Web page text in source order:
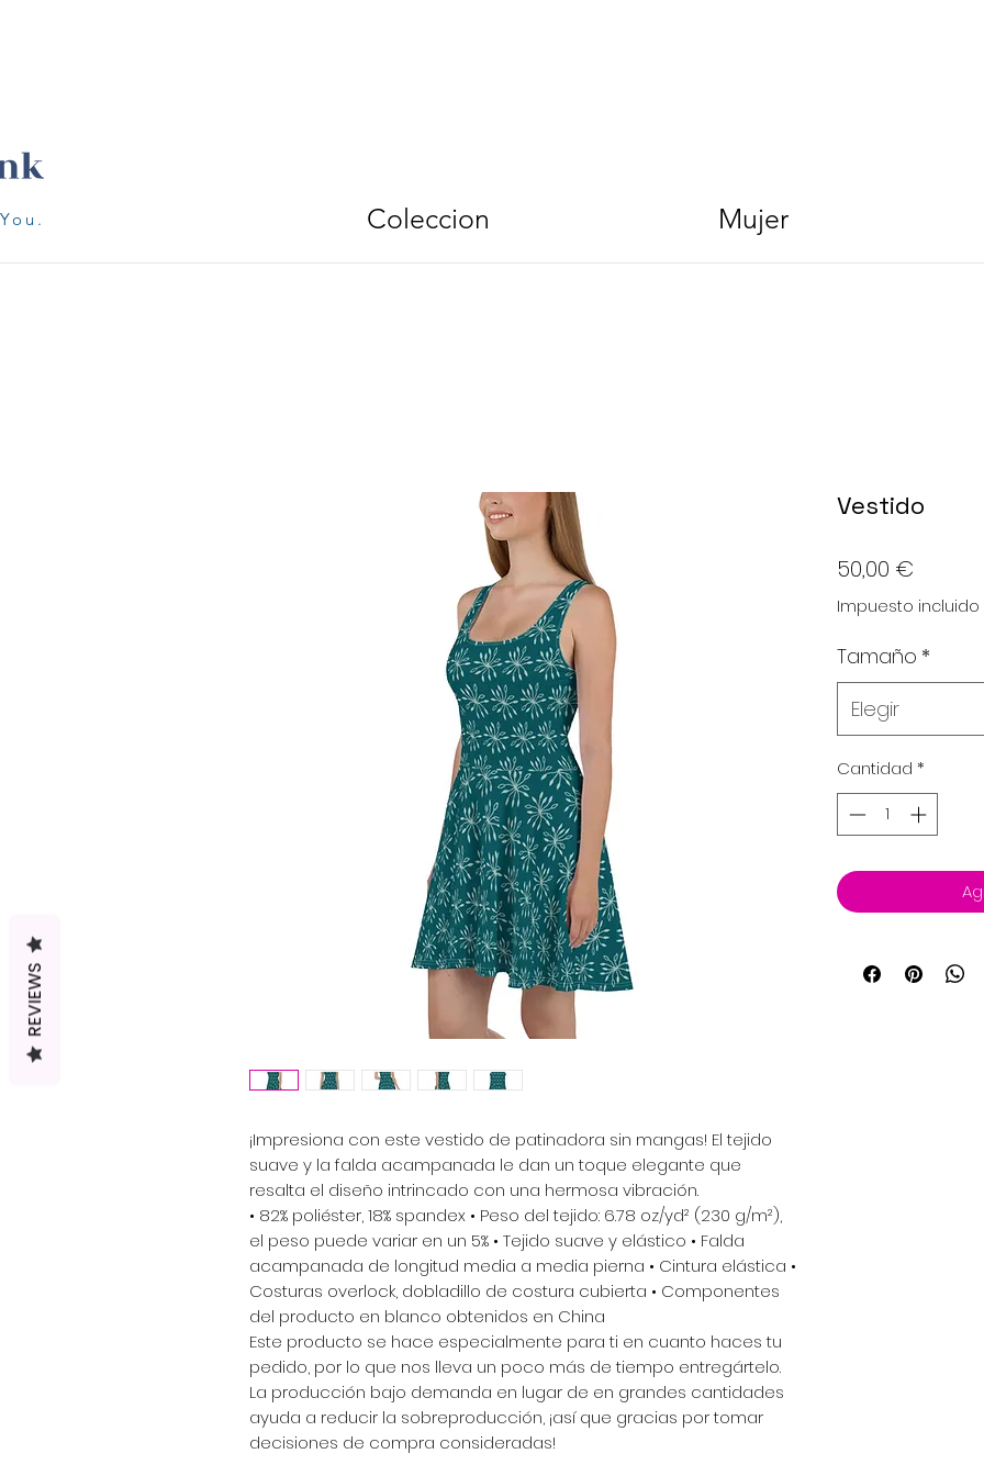
Coleccion Mujer
¡Impresiona con este vestido de patinadora sin mangas! El tejido
suave y la falda acampanada le dan un toque elegante que
resalta el diseño intrincado con una hermosa vibración.
• 82% poliéster, 18% spandex • Peso del tejido: 6.78 oz/yd² (230 g/m²),
el peso puede variar en un 5% • Tejido suave y elástico • Falda
acampanada de longitud media a media pierna • Cintura elástica •
Costuras overlock, dobladillo de costura cubierta • Componentes
del producto en blanco obtenidos en China
Este producto se hace especialmente para ti en cuanto haces tu
pedido, por lo que nos lleva un poco más de tiempo entregártelo.
La producción bajo demanda en lugar de en grandes cantidades
ayuda a reducir la sobreproducción, ¡así que gracias por tomar
decisiones de compra consideradas!
Vestido
50,00 €
Impuesto incluido
Tamaño *
Elegir
Cantidad *
REVIEWS